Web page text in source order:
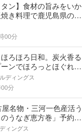
タン】食材の旨みをいか
き料理で鹿児島県のう
「南の宝箱 鹿児島フ
00分
ろほろ日和。炭火香る
ンでほろっとほぐれ
きほろほろチキンカレ
ディングス
分
屋名物・三河一色産活う
うなぎ恵方巻」予約開
きも登場～
ィングス